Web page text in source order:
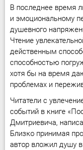
В последнее время
и эмоциональному
душевного
Чтение
действенным
способностью
хотя бы на время
проблемах и
Читатели с
событий в книге
Дмитриевича,
Близко принимая
автор вложил душу